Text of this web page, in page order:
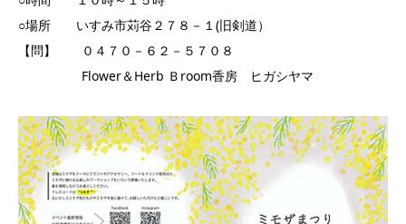
○場所 いすみ市苅谷２７８－１(旧剣道）
【問】 ０４７０－６２－５７０８
Flower＆Herb Ｂroom香房 ヒガシヤマ